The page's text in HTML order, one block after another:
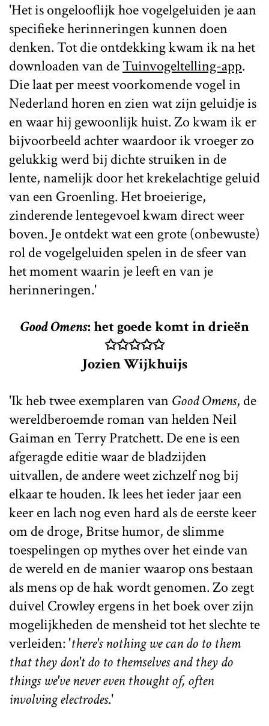
'Het is ongelooflijk hoe vogelgeluiden je aan
specifieke herinneringen kunnen doen
denken. Tot die ontdekking kwam ik na het
downloaden van deTuinvogeltelling-app.
Die laat per meest voorkomende vogel in
Nederland horen en zien wat zijn geluidje is
en waar hij gewoonlijk huist. Zo kwam ik er
bijvoorbeeld achter waardoor ik vroeger zo
gelukkig werd bij dichte struiken in de
lente, namelijk door het krekelachtige geluid
van een Groenling. Het broeierige,
zinderende lentegevoel kwam direct weer
boven. Je ontdekt wat een grote (onbewuste)
rol de vogelgeluiden spelen in de sfeer van
het moment waarin je leeft en van je
herinneringen.'
Good Omens: het goede komt in drieën
✩✩✩✩✩
Jozien Wijkhuijs
'Ik heb twee exemplaren vanGood Omens, de
wereldberoemde roman van helden Neil
Gaiman en Terry Pratchett. De ene is een
afgeragde editie waar de bladzijden
uitvallen, de andere weet zichzelf nog bij
elkaar te houden. Ik lees het ieder jaar een
keer en lach nog even hard als de eerste keer
om de droge, Britse humor, de slimme
toespelingen op mythes over het einde van
de wereld en de manier waarop ons bestaan
als mens op de hak wordt genomen. Zo zegt
duivel Crowley ergens in het boek over zijn
mogelijkheden de mensheid tot het slechte te
verleiden: 'there's nothing we can do to them
that they don't do to themselves and they do
things we've never even thought of, often
involving electrodes.'